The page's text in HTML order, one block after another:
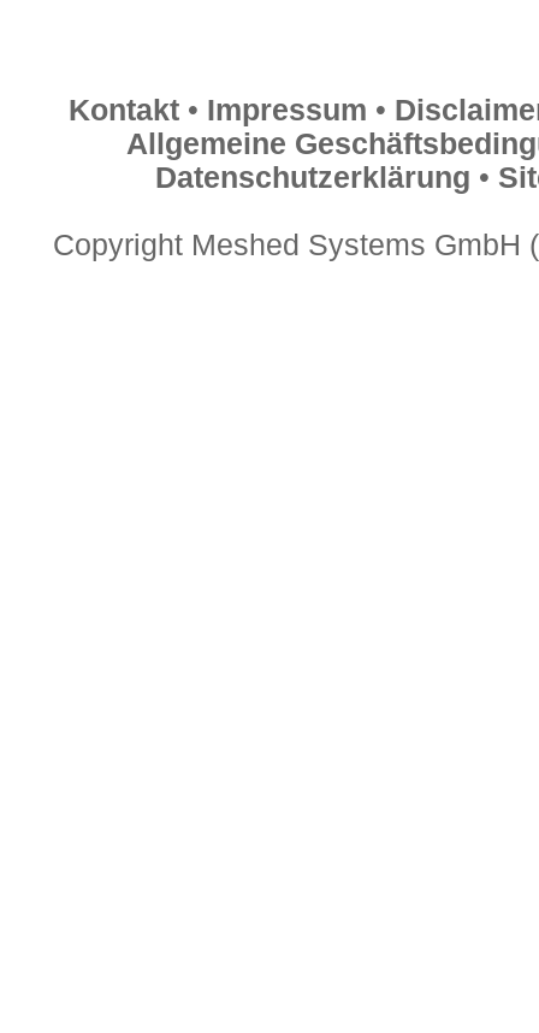
Kontakt• Impressum •
Allgemeine
Datenschutzerklärung •
Copyright Meshed Systems GmbH